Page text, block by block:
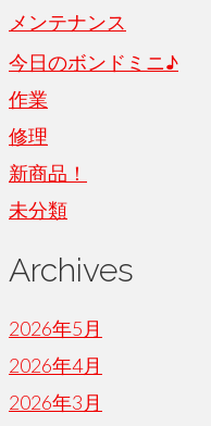
メンテナンス
今日のボンドミニ♪
作業
修理
新商品！
未分類
Archives
2026年5月
2026年4月
2026年3月